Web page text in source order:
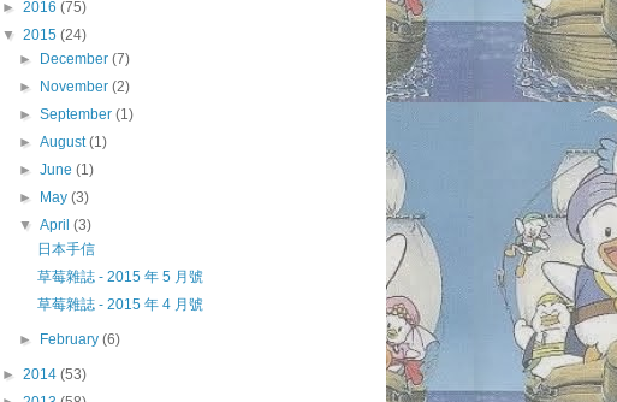
► 2016 (75)
▼ 2015 (24)
►
December(7)
►
November(2)
►September(1)
►August(1)
►June(1)
►
May(3)
▼April(3)
日本手信
草莓雜誌 - 2015 年 5 月號
草莓雜誌 - 2015 年 4 月號
► February(6)
► 2014 (53)